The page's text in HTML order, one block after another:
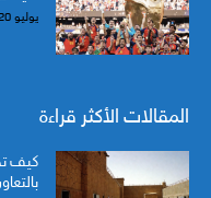
يوليو 20, 2026
المقالات الأكثر قراءة
كيف